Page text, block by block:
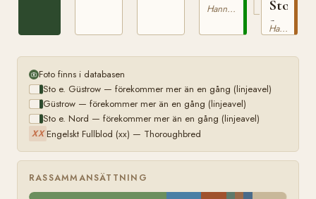
Güstrow
Hannoveranare
Sto
e.
Nord
Hannoveranare
Foto finns i databasen
Sto e. Güstrow — förekommer mer än en gång (linjeavel)
Güstrow — förekommer mer än en gång (linjeavel)
Sto e. Nord — förekommer mer än en gång (linjeavel)
XX Engelskt Fullblod (xx) — Thoroughbred
RASSAMMANSÄTTNING